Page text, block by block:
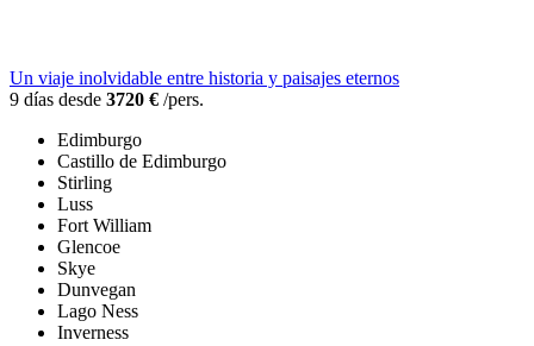
Un viaje inolvidable entre historia y paisajes eternos
9 días desde 3720 € /pers.
Edimburgo
Castillo de Edimburgo
Stirling
Luss
Fort William
Glencoe
Skye
Dunvegan
Lago Ness
Inverness